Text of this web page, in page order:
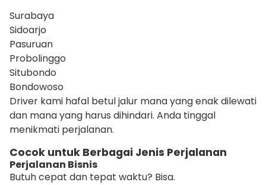
Surabaya
Sidoarjo
Pasuruan
Probolinggo
Situbondo
Bondowoso
Driver kami hafal betul jalur mana yang enak dilewati
dan mana yang harus dihindari. Anda tinggal
menikmati perjalanan.
Cocok untuk Berbagai Jenis Perjalanan
Perjalanan Bisnis
Butuh cepat dan tepat waktu? Bisa.